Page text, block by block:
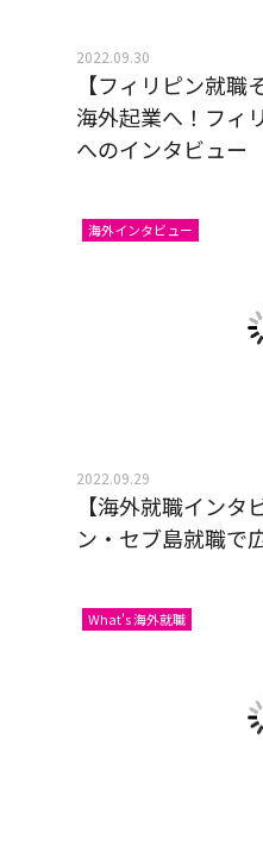
2022.09.30
【フィリピン就
海外起業へ！フィ
へのインタビュー
海外インタビュー
2022.09.29
【海外就職イン
ン・セブ島就職で
What's 海外就職